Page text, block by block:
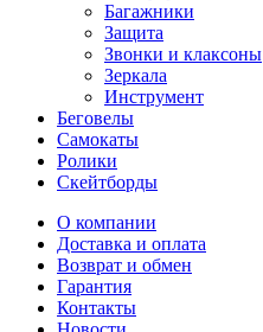
Багажники
Защита
Звонки и клаксоны
Зеркала
Инструмент
Беговелы
Самокаты
Ролики
Скейтборды
О компании
Доставка и оплата
Возврат и обмен
Гарантия
Контакты